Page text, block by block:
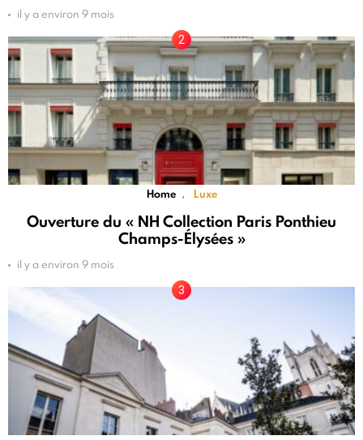
il y a environ 9 mois
Home Luxe
Ouverture du « NH Collection Paris Ponthieu
Champs-Élysées »
il y a environ 9 mois